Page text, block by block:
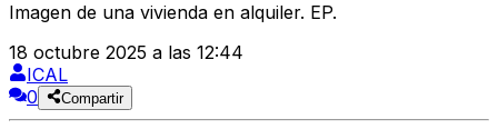
Imagen de una vivienda en alquiler. EP.
18 octubre 2025 a las 12:44
ICAL
0
Compartir